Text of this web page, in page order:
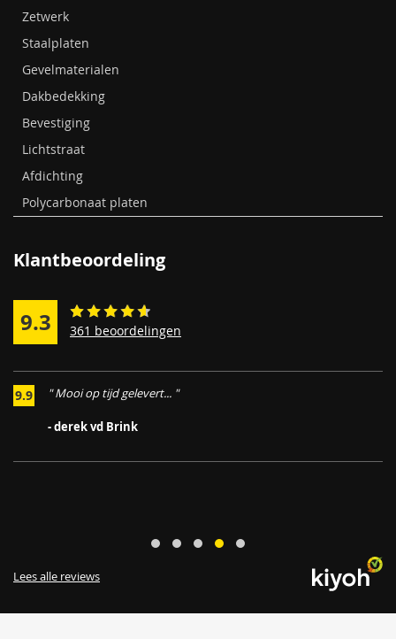
Zetwerk
Staalplaten
Gevelmaterialen
Dakbedekking
Bevestiging
Lichtstraat
Afdichting
Polycarbonaat platen
Klantbeoordeling
9.3 361 beoordelingen
9.9 " Mooi op tijd gelevert... "
- derek vd Brink
Lees alle reviews